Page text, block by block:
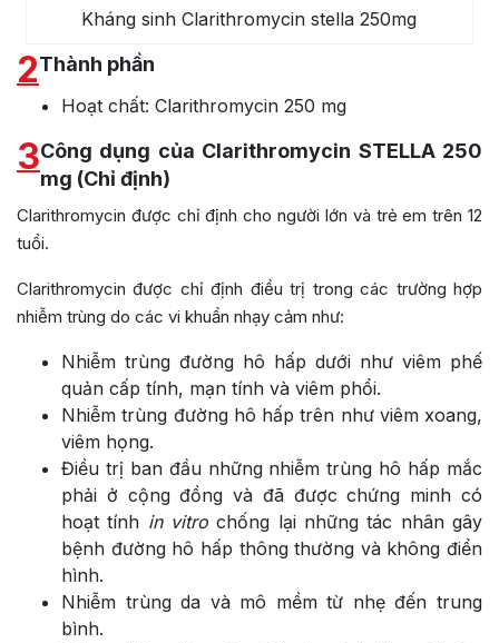
Kháng sinh Clarithromycin stella 250mg
2Thành phần
Hoạt chất: Clarithromycin 250 mg
3Công dụng của Clarithromycin STELLA 250
mg (Chỉ định)
Clarithromycin được chỉ định cho người lớn và trẻ em trên 12
tuổi.
Clarithromycin được chỉ định điều trị trong các trường hợp
nhiễm trùng do các vi khuẩn nhạy cảm như:
Nhiễm trùng đường hô hấp dưới như viêm phế
quản cấp tính, mạn tính và viêm phổi.
Nhiễm trùng đường hô hấp trên như viêm xoang,
viêm họng.
Điều trị ban đầu những nhiễm trùng hô hấp mắc
phải ở cộng đồng và đã được chứng minh có
hoạt tính in vitro chống lại những tác nhân gây
bệnh đường hô hấp thông thường và không điển
hình.
Nhiễm trùng da và mô mềm từ nhẹ đến trung
bình.